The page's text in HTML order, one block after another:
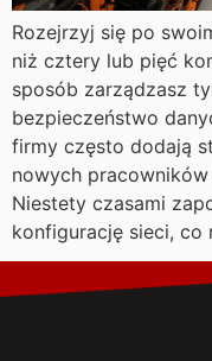
Rozejrzyj się po
niż cztery lub pięć
sposób zarządzasz
bezpieczeństwo
firmy często dodają
nowych
Niestety czasami
konfigurację sieci, co